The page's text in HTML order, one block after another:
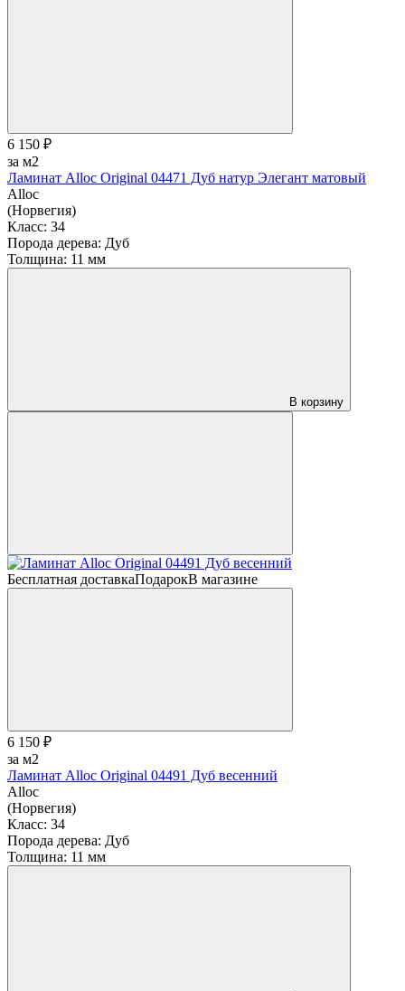
6 150 ₽
за м2
Ламинат Alloc Original 04471 Дуб натур Элегант матовый
Alloc
(Норвегия)
Класс: 34
Порода дерева: Дуб
Толщина: 11 мм
В корзину
Бесплатная доставкаПодарокВ магазине
6 150 ₽
за м2
Ламинат Alloc Original 04491 Дуб весенний
Alloc
(Норвегия)
Класс: 34
Порода дерева: Дуб
Толщина: 11 мм